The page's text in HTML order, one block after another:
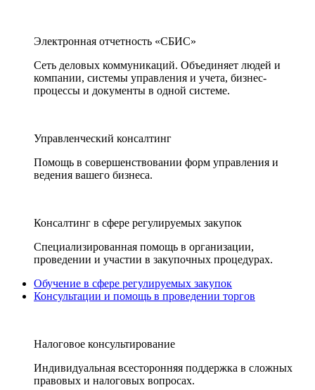
Электронная отчетность «СБИС»
Сеть деловых коммуникаций. Объединяет людей и
компании, системы управления и учета, бизнес-
процессы и документы в одной системе.
Управленческий консалтинг
Помощь в совершенствовании форм управления и
ведения вашего бизнеса.
Консалтинг в сфере регулируемых закупок
Специализированная помощь в организации,
проведении и участии в закупочных процедурах.
Обучение в сфере регулируемых закупок
Консультации и помощь в проведении торгов
Налоговое консультирование
Индивидуальная всесторонняя поддержка в сложных
правовых и налоговых вопросах.